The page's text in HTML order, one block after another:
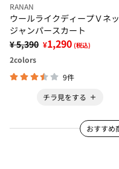
RANAN
ウールライクディープＶネ
ジャンパースカート
¥ 5,390 ¥1,290 (税込)
2colors
9件
チラ見をする
おすすめ